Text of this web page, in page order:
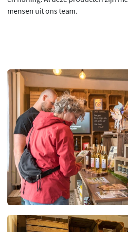
mensen uit ons team.